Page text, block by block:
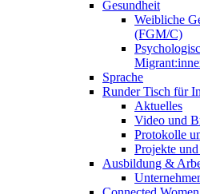
Gesundheit
Weibliche
(FGM/C)
Sprache
Runder Tisch für
Aktuelles
Video und
Protokolle
Projekte
Ausbildung &